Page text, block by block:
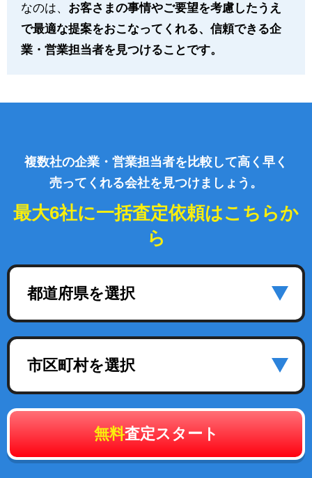
なのは、 お客さまの事情やご要望を考慮したうえ
で最適な提案をおこなってくれる、信頼できる企
業・営業担当者を見つけることです。
複数社の企業・営業担当者を比較して高く早く
売ってくれる会社を見つけましょう。
最大6社に一括査定依頼はこちらか
ら
都道府県を選択
市区町村を選択
無料査定スタート